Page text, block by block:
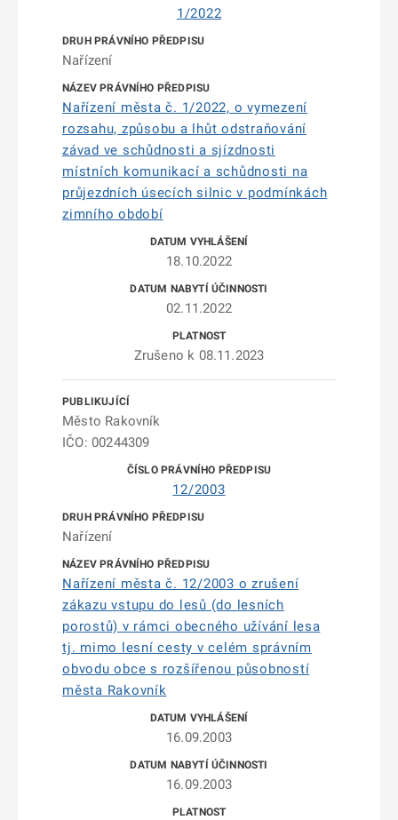
1/2022
Nařízení
Nařízení města č. 1/2022, o vymezení
rozsahu, způsobu a lhůt odstraňování
závad ve schůdnosti a sjízdnosti
místních komunikací a schůdnosti na
průjezdních úsecích silnic v podmínkách
zimního období
18.10.2022
02.11.2022
Zrušeno k 08.11.2023
Město Rakovník
IČO: 00244309
12/2003
Nařízení
Nařízení města č. 12/2003 o zrušení
zákazu vstupu do lesů (do lesních
porostů) v rámci obecného užívání lesa
tj. mimo lesní cesty v celém správním
obvodu obce s rozšířenou působností
města Rakovník
16.09.2003
16.09.2003